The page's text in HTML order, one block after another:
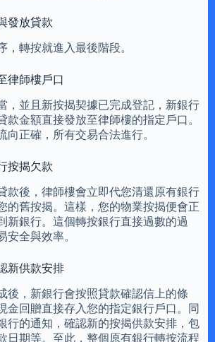
發放貸款
，轉按就進入最後階段。
律師樓戶口
，並且新按揭契據已完成登記，新銀行
款金額直接發放至律師樓的指定戶口。
向正確，所有交易合法進行。
按揭欠款
款後，律師樓會立即代您清還原有銀行
的舊按揭。這樣，您的物業按揭便會正
新銀行。這個轉按銀行直接過數的過
安全與效率。
新供款安排
後，新銀行會按照貸款確認信上的條
金回贈直接存入您的指定銀行戶口。同
行的通知，確認新的按揭供款安排，包
日期等。至此，整個原有銀行轉按流程